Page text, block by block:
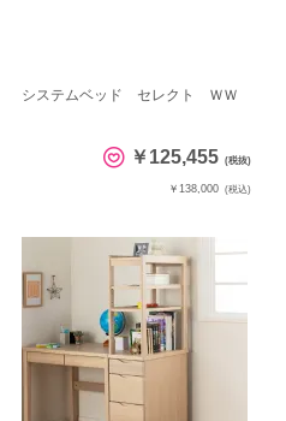
システムベッド セレクト ＷＷ
￥125,455 (税抜)
￥138,000 (税込)